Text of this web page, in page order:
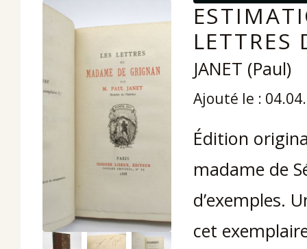
JANET (Paul)
Ajouté le :
Édition
madame de
d’exemples.
cet